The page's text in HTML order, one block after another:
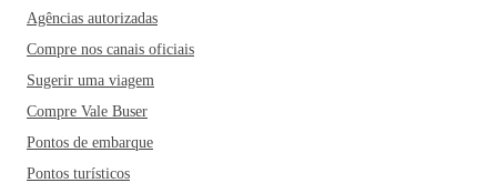
Agências autorizadas
Compre nos canais oficiais
Sugerir uma viagem
Compre Vale Buser
Pontos de embarque
Pontos turísticos